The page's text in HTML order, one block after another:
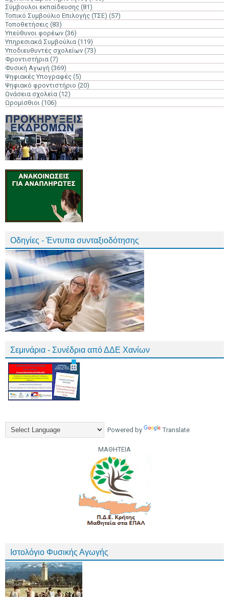
Σύμβουλοι εκπαίδευσης (81)
Τοπικό Συμβούλιο Επιλογής (ΤΣΕ) (57)
Τοποθετήσεις (83)
Υπεύθυνοι φορέων (36)
Υπηρεσιακά Συμβούλια (119)
Υποδιευθυντές σχολείων (73)
Φροντιστήρια (7)
Φυσική Αγωγή (369)
Ψηφιακές Υπογραφές (5)
Ψηφιακό φροντιστήριο (20)
Ωνάσεια σχολεία (12)
Ωρομίσθιοι (106)
Οδηγίες - Έντυπα συνταξιοδότησης
Σεμινάρια - Συνέδρια από ΔΔΕ Χανίων
Powered by Translate
ΜΑΘΗΤΕΙΑ
Ιστολόγιο Φυσικής Αγωγής